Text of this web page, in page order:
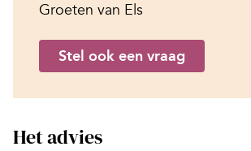
Groeten van Els
Stel ook een vraag
Het advies